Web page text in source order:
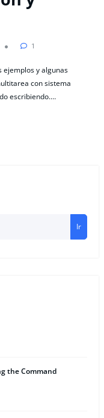
1
ejemplos y algunas
con sistema
escribiendo.…
Ir
the Command